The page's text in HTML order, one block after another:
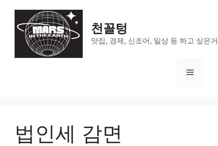
content
천꼴텅
맛집, 경제, 신조어, 일상 등 하고 싶은
Menu
법인세 감면